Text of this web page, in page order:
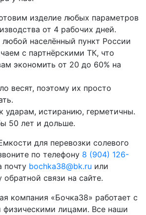
изделие любых параметров
от 4 рабочих дней.
населённый пункт России
с партнёрскими ТК, что
экономить от 20 до 60% на
весят, поэтому их просто
ударам, истиранию, герметичны.
50 лет и дольше.
для перевозки солевого
по телефону 8 (904) 126-
почту bochka38@bk.ru или
связи на сайте.
компания «Бочка38» работает с
лицами. Все наши